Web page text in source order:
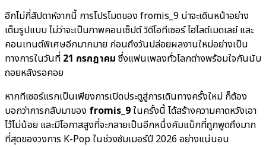
อีกไม่กี่สัปดาห์จากนี้ การโปรโมตของ fromis_9 น่าจะเดินหน้าอย่าง
เต็มรูปแบบ ไม่ว่าจะเป็นภาพคอนเซ็ปต์ วิดีโอทีเซอร์ ไฮไลต์เมดเลย์ และ
คอนเทนต์พิเศษอีกมากมาย ก่อนถึงวันปล่อยผลงานใหม่อย่างเป็น
ทางการในวันที่ 21 กรกฎาคม ซึ่งแฟนเพลงทั่วโลกต่างพร้อมใจกันนับ
ถอยหลังรอคอย
หากทีเซอร์แรกเป็นเพียงการเปิดประตูสู่การเดินทางครั้งใหม่ ก็ต้อง
บอกว่าการกลับมาของ fromis_9ในครั้งนี้ ได้สร้างความคาดหวังเอา
ไว้ไม่น้อย และมีโอกาสสูงที่จะกลายเป็นอีกหนึ่งคัมแบ็กที่ถูกพูดถึงมาก
ที่สุดของวงการ K-Pop ในช่วงซัมเมอร์ปี 2026 อย่างแน่นอน